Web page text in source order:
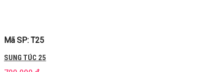
Mã SP: T25
SUNG TÚC 25